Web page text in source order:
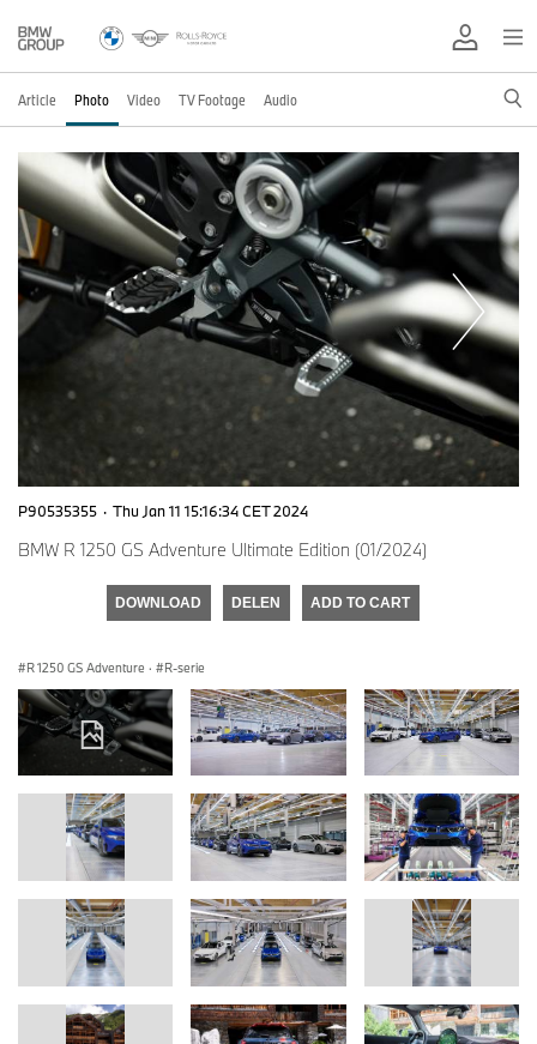
Article Photo Video TV Footage Audio
P90535355 · Thu Jan 11 15:16:34 CET 2024
BMW R 1250 GS Adventure Ultimate Edition (01/2024)
DOWNLOAD DELEN ADD TO CART
R 1250 GS Adventure · R-serie